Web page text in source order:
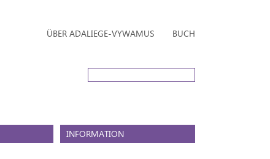
ÜBER ADALIEGE-VYWAMUS BUCH
INFORMATION